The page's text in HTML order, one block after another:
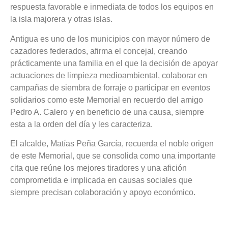
respuesta favorable e inmediata de todos los equipos en
la isla majorera y otras islas.
Antigua es uno de los municipios con mayor número de
cazadores federados, afirma el concejal, creando
prácticamente una familia en el que la decisión de apoyar
actuaciones de limpieza medioambiental, colaborar en
campañas de siembra de forraje o participar en eventos
solidarios como este Memorial en recuerdo del amigo
Pedro A. Calero y en beneficio de una causa, siempre
esta a la orden del día y les caracteriza.
El alcalde, Matías Peña García, recuerda el noble origen
de este Memorial, que se consolida como una importante
cita que reúne los mejores tiradores y una afición
comprometida e implicada en causas sociales que
siempre precisan colaboración y apoyo económico.